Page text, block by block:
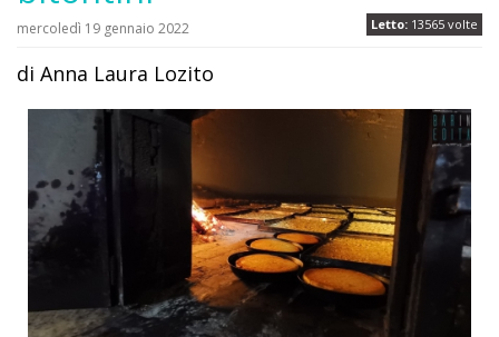
Letto: 13565 volte
mercoledì 19 gennaio 2022
di Anna Laura Lozito